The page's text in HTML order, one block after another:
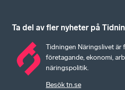
Ta del av fler nyheter på
Tidningen Näringslivet är
företagande, ekonomi,
näringspolitik.
Besök tn.se